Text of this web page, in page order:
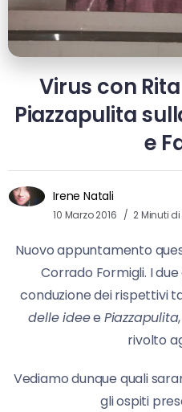
Virus con
Piazzapulita
e
Irene Natali
10 Marzo 2016 2 Minuti
Nuovo appuntamento
Corrado Formigli. I
conduzione dei rispettivi
delle ideee Piazzapulita
rivolto
Vediamo dunque quali
gli ospiti